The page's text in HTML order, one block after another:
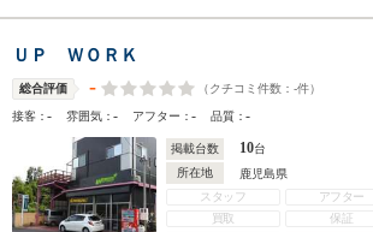
ＵＰ ＷＯＲＫ
総合評価 - （クチコミ件数： -件）
接客：- 雰囲気：- アフター：- 品質：-
掲載台数 10台
所在地
鹿児島県
スタッフ
アフター
買取
保証